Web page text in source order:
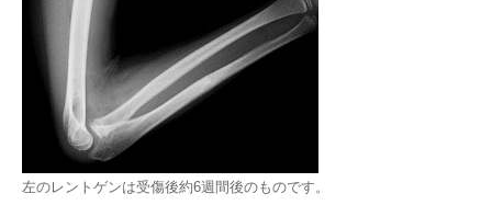
左のレントゲンは受傷後約6週間後のものです。